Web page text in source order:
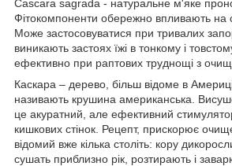
Cascara sagrada - натуральне м'яке
Фітокомпоненти обережно впливають на
Може застосовуватися при тривалих
виникають застоях їжі в тонкому і
ефективно при раптових труднощі з
Каскара – дерево, більш відоме в
називають крушина американська.
це акуратний, але ефективний
кишкових стінок. Рецепт, прискорює
відомий вже кілька століть: кору
сушать приблизно рік, розтирають і